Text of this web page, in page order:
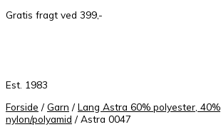
Gratis fragt ved 399,-
Est. 1983
Forside / Garn / Lang Astra 60% polyester, 40%
nylon/polyamid / Astra 0047